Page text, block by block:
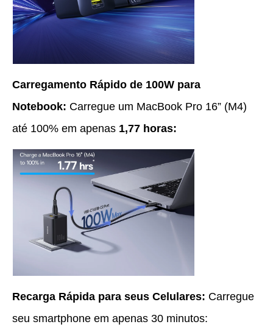
Carregamento Rápido de 100W para
Notebook: Carregue um MacBook Pro 16” (M4)
até 100% em apenas 1,77 horas:
Recarga Rápida para seus Celulares: Carregue
seu smartphone em apenas 30 minutos: